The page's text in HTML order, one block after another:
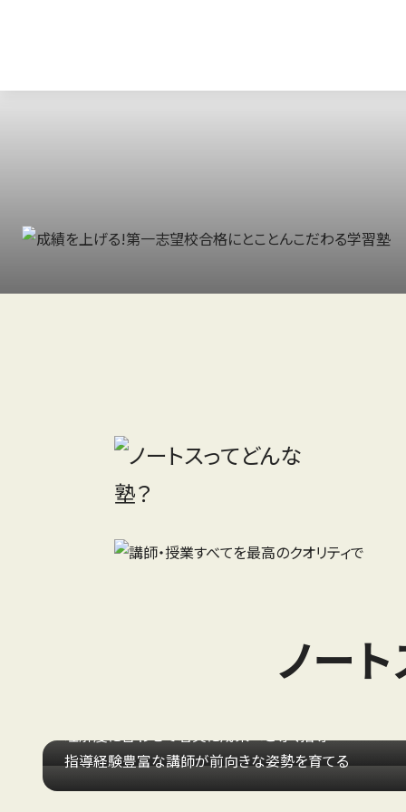
ノー
指導経験豊富な講師が前向きな姿勢を育てる